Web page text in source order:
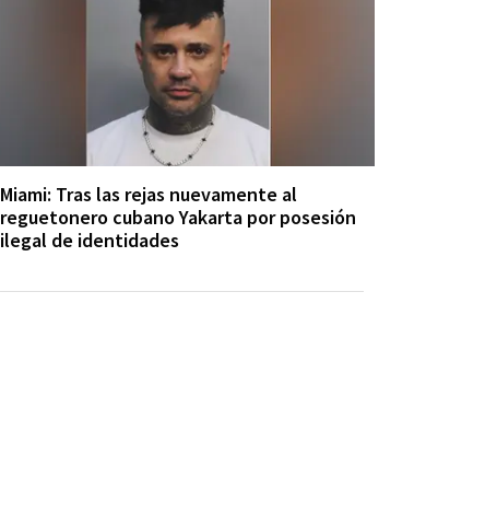
Miami: Tras las rejas nuevamente al
reguetonero cubano Yakarta por posesión
ilegal de identidades